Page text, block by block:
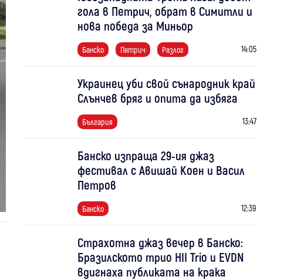
гола в Петрич, обрат в Симитли и
нова победа за Миньор
Банско Петрич Разлог 14:05
Украинец уби свой сънародник край
Слънчев бряг и опита да избяга
България 13:47
Банско изпраща 29-ия джаз
фестивал с Авишай Коен и Васил
Петров
Банско 12:39
Страхотна джаз вечер в Банско:
Бразилското трио HII Trio и EVDN
вдигнаха публиката на крака